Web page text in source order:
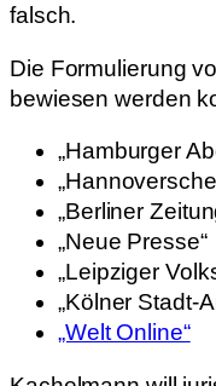
falsch.
Die Formulierung
bewiesen werden
„Hamburger
„Berliner
„Neue Presse“
„Leipziger
„Kölner Stadt-
„Welt Online“